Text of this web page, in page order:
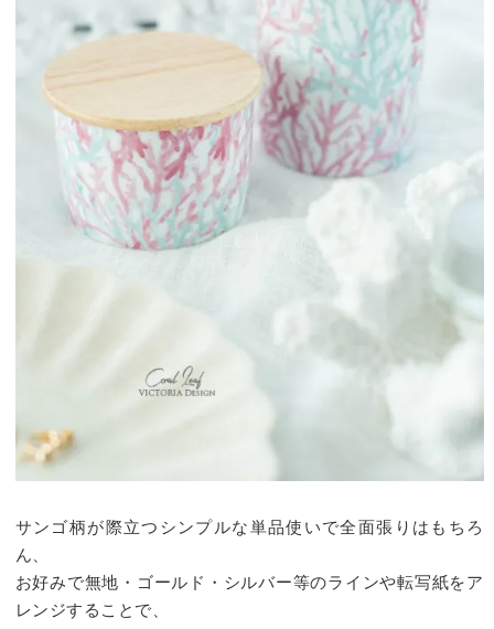
サンゴ柄が際立つシンプルな単品使いで全面張りはもちろ
ん、
お好みで無地・ゴールド・シルバー等のラインや転写紙をア
レンジすることで、